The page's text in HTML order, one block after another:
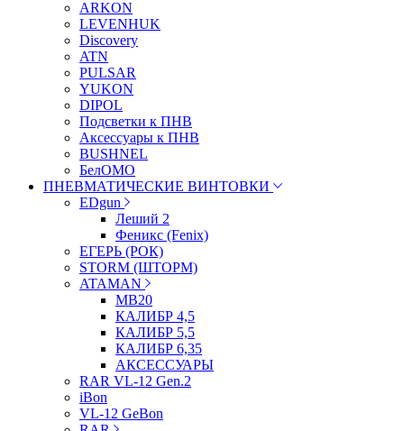
ARKON
LEVENHUK
Discovery
ATN
PULSAR
YUKON
DIPOL
Подсветки к ПНВ
Аксессуары к ПНВ
BUSHNEL
БелОМО
ПНЕВМАТИЧЕСКИЕ ВИНТОВКИ
EDgun
Леший 2
Феникс (Fenix)
ЕГЕРЬ (РОК)
STORM (ШТОРМ)
ATAMAN
МВ20
КАЛИБР 4,5
КАЛИБР 5,5
КАЛИБР 6,35
АКСЕССУАРЫ
RAR VL-12 Gen.2
iBon
VL-12 GeBon